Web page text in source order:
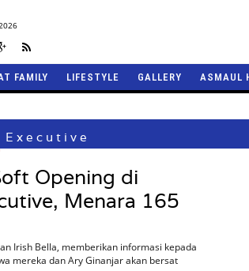
FAMILY LIFESTYLE GALLERY ASMAUL
Executive
Opening di
Menara 165
Irish Bella, memberikan informasi kepada
mereka dan Ary Ginanjar akan bersat